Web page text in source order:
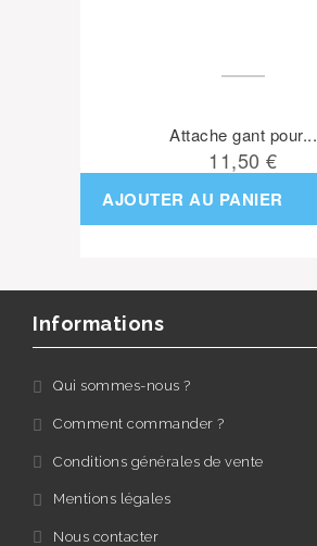
Attache gant pour...
11,50 €
AJOUTER AU PANIER
Informations
Qui sommes-nous ?
Comment commander ?
Conditions générales de vente
Mentions légales
Nous contacter